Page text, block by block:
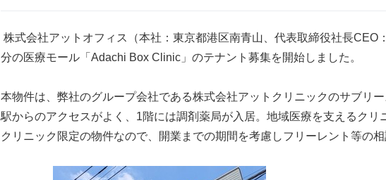
株式会社アットオフィス（本社：東京都港区南青山、代表取締役社長CEO
分の医療モール「Adachi Box Clinic」のテナント募集を開始しました。
本物件は、弊社のグループ会社である株式会社アットクリニックのサブリー
駅からのアクセスがよく、1階には調剤薬局が入居。地域医療を支えるクリ
クリニック限定の物件なので、開業までの期間を考慮しフリーレント等の相